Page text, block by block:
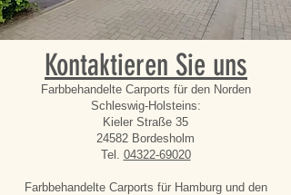
Kontaktieren Sie uns
Farbbehandelte Carports für den Norden
Schleswig-Holsteins:
Kieler Straße 35
24582 Bordesholm
Tel. 04322-69020
Farbbehandelte Carports für Hamburg und den